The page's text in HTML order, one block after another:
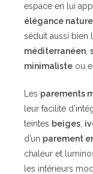
espace en lui
élégance
séduit aussi bien
méditerranéen
minimaliste ou
Les parements
leur facilité
teintes beiges
d’un parement
chaleur et
les intérieurs